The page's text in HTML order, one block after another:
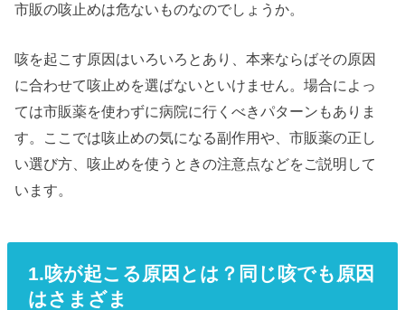
市販の咳止めは危ないものなのでしょうか。
咳を起こす原因はいろいろとあり、本来ならばその原因
に合わせて咳止めを選ばないといけません。場合によっ
ては市販薬を使わずに病院に行くべきパターンもありま
す。ここでは咳止めの気になる副作用や、市販薬の正し
い選び方、咳止めを使うときの注意点などをご説明して
います。
1.咳が起こる原因とは？同じ咳でも原因
はさまざま